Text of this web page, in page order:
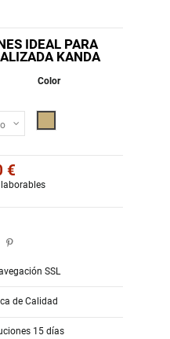
IDEAL PARA
KANDA
Color
€
SSL
de Calidad
15 días